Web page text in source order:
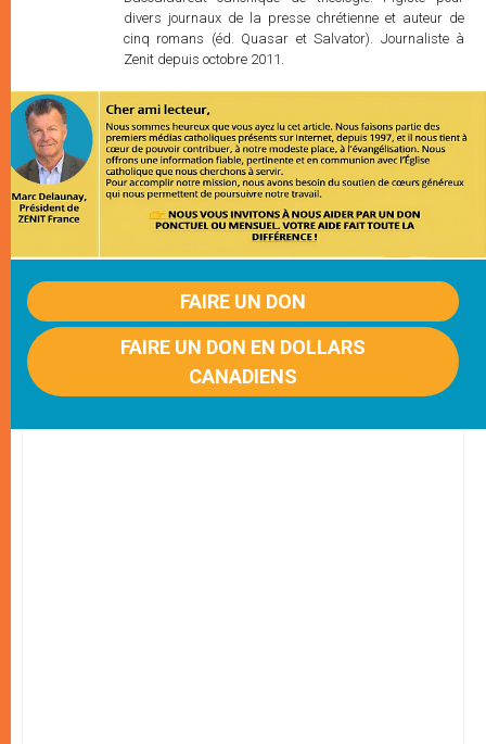
divers journaux de la presse chrétienne et auteur de
cinq romans (éd. Quasar et Salvator). Journaliste à
Zenit depuis octobre 2011.
FAIRE UN DON
FAIRE UN DON EN DOLLARS
CANADIENS